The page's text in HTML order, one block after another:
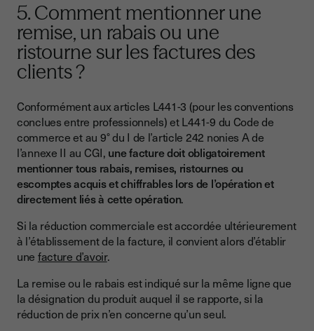
5. Comment mentionner une
remise, un rabais ou une
ristourne sur les factures des
clients ?
Conformément aux articles L441-3 (pour les conventions
conclues entre professionnels) et L441-9 du Code de
commerce et au 9° du I de l’article 242 nonies A de
l’annexe II au CGI, une facture doit obligatoirement
mentionner tous rabais, remises, ristournes ou
escomptes acquis et chiffrables lors de l’opération et
directement liés à cette opération.
Si la réduction commerciale est accordée ultérieurement
à l’établissement de la facture, il convient alors d’établir
une facture d’avoir.
La remise ou le rabais est indiqué sur la même ligne que
la désignation du produit auquel il se rapporte, si la
réduction de prix n’en concerne qu’un seul.